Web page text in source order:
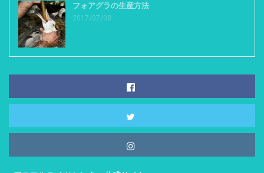
フォアグラの生産方法
2017/07/08